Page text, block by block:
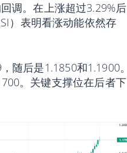
调。在上涨超过3.29%后
）表明看涨动能依然存
随后是1.1850和1.1900。
。关键支撑位在后者下